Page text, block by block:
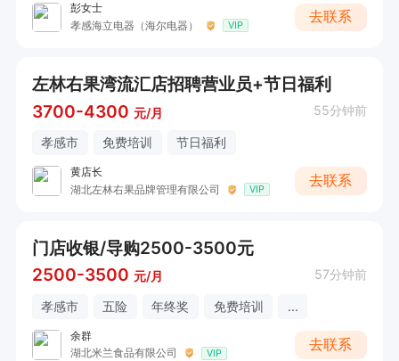
彭女士
孝感海立电器（海尔电器）
VIP
去联系
左林右果湾流汇店招聘营业员+节日福利
3700-4300 元/月 55分钟前
孝感市 免费培训 节日福利
黄店长
湖北左林右果品牌管理有限公司
VIP
去联系
门店收银/导购2500-3500元
2500-3500 元/月 57分钟前
孝感市 五险 年终奖 免费培训 ...
余群
湖北米兰食品有限公司
VIP
去联系